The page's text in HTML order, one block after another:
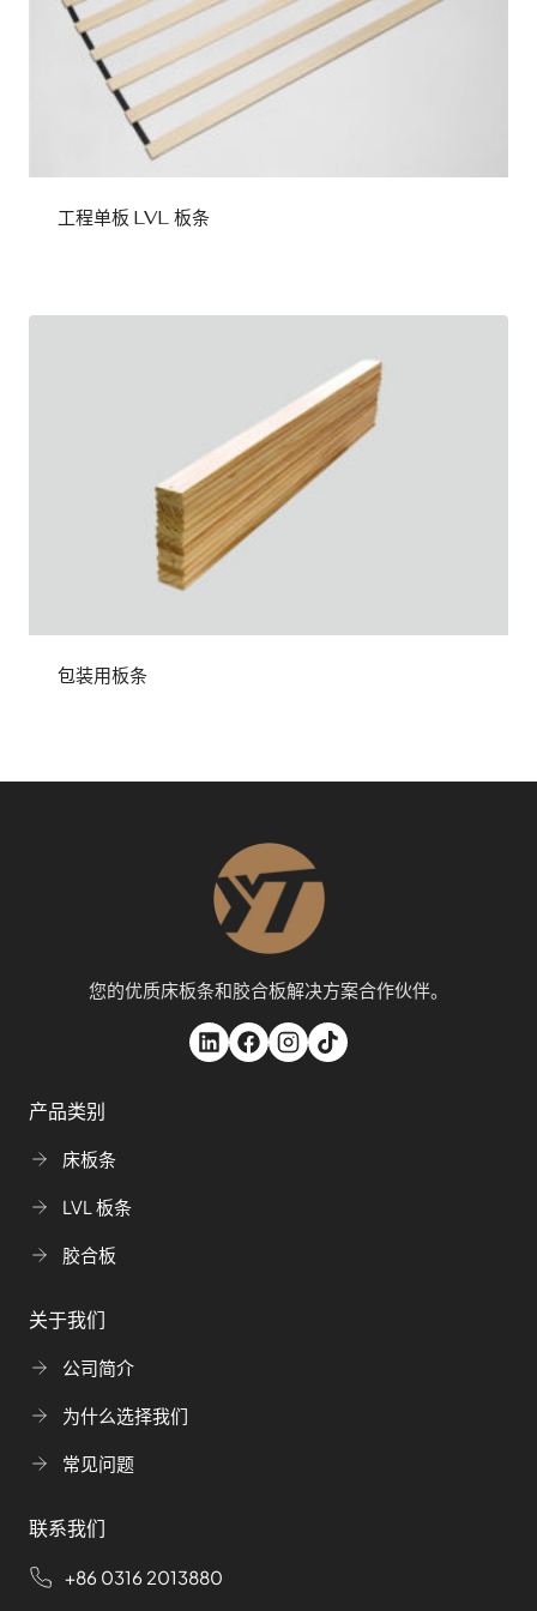
工程单板 LVL 板条
包装用板条
您的优质床板条和胶合板解决方案合作伙伴。
产品类别
床板条
LVL 板条
胶合板
关于我们
公司简介
为什么选择我们
常见问题
联系我们
+86 0316 2013880